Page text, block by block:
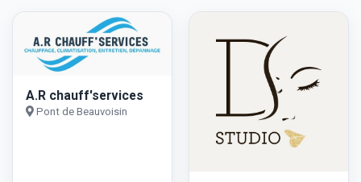
A.R chauff'services
Pont de Beauvoisin